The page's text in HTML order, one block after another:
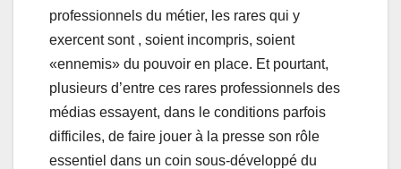
professionnels du métier, les rares qui y
exercent sont , soient incompris, soient
«ennemis» du pouvoir en place. Et pourtant,
plusieurs d’entre ces rares professionnels des
médias essayent, dans le conditions parfois
difficiles, de faire jouer à la presse son rôle
essentiel dans un coin sous-développé du